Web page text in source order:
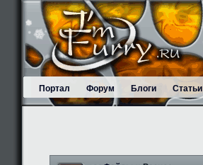
Портал Форум Блоги Статьи